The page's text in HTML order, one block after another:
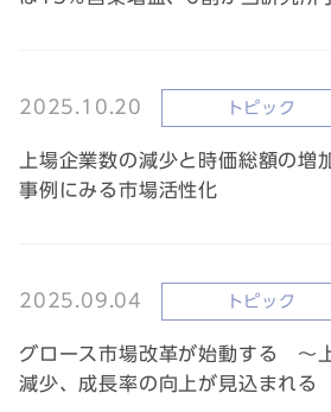
2025.10.20 トピック
上場企業数の減少と時価総額の
事例にみる市場活性化
2025.09.04 トピック
グロース市場改革が始動する ～
減少、成長率の向上が見込まれる